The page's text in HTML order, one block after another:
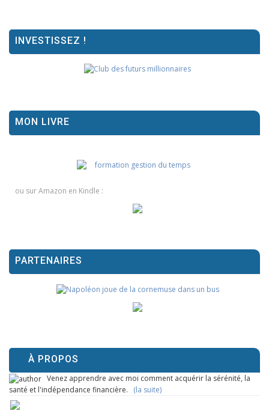
INVESTISSEZ !
MON LIVRE
ou sur Amazon en Kindle :
PARTENAIRES
À PROPOS
Venez apprendre avec moi comment acquérir la sérénité, la
santé et l'indépendance financière. (la suite)